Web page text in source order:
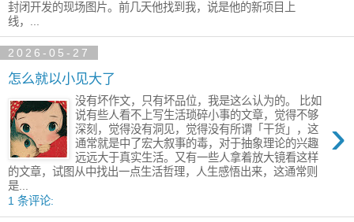
封闭开发的现场图片。前几天他找到我，说是他的新项目上
线，...
2026-05-27
怎么就以小见大了
›
没有坏作文，只有坏品位，我是这么认为的。 比如
说有些人看不上写生活琐碎小事的文章，觉得不够
深刻，觉得没有洞见，觉得没有所谓「干货」，这
通常就是中了宏大叙事的毒，对于抽象理论的兴趣
远远大于真实生活。又有一些人拿着放大镜看这样
的文章，试图从中找出一点生活哲理，人生感悟出来，这通常则
是...
1 条评论: